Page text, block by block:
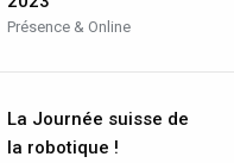
Présence & Online
La Journée suisse de
la robotique !